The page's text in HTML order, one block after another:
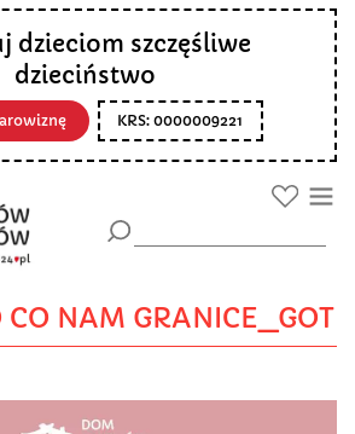
dzieciom szczęśliwe
dzieciństwo
KRS: 0000009221
NAM GRANICE_GOT